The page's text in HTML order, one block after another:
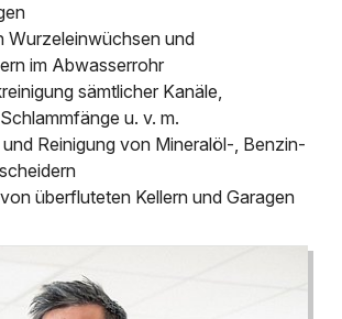
Wurzeleinwüchsen und
im Abwasserrohr
sämtlicher Kanäle,
u. v. m.
Reinigung von Mineralöl-, Benzin-
überfluteten Kellern und Garagen